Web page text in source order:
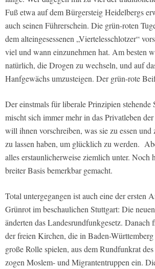
Fuß etwa auf dem Bürgersteig Heidelbergs
auch seinen Führerschein. Die grün-roten
dem alteingesessenen „Viertelesschlotzer“
viel und wann einzunehmen hat. Am besten
natürlich, die Drogen zu wechseln, und auf
Hanfgewächs umzusteigen. Der grün-rote
Der einstmals für liberale Prinzipien stehende
mischt sich immer mehr in das Privatleben
will ihnen vorschreiben, was sie zu essen
zu lassen haben, um glücklich zu werden.
alles erstaunlicherweise ziemlich unter. Noch
breiter Basis bemerkbar gemacht.
Total untergegangen ist auch eine der ersten
Grünrot im beschaulichen Stuttgart: Die
änderten das Landesrundfunkgesetz. Danach
der freien Kirchen, die in Baden-
große Rolle spielen, aus dem Rundfunkrat
zogen Moslem- und Migrantentruppen ein.